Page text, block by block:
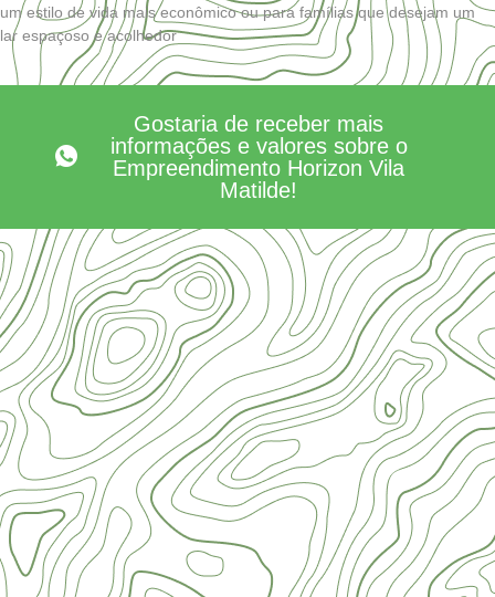
um estilo de vida mais econômico ou para famílias que desejam um
lar espaçoso e acolhedor
Gostaria de receber mais
informações e valores sobre o
Empreendimento Horizon Vila
Matilde!